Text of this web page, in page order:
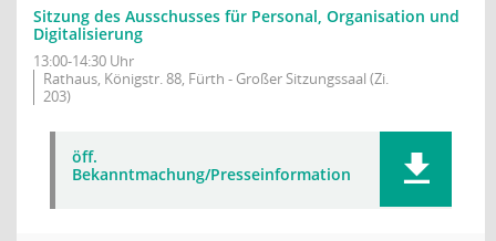
Sitzung des Ausschusses für Personal, Organisation und
Digitalisierung
13:00-14:30 Uhr
Rathaus, Königstr. 88, Fürth - Großer Sitzungssaal (Zi.
203)
öff.
Bekanntmachung/Presseinformation